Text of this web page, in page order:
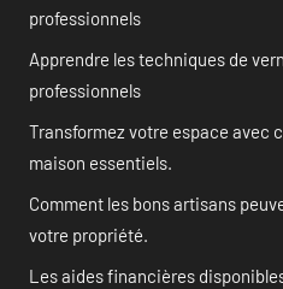
professionnels
Apprendre les techniques de
professionnels
Transformez votre espace avec
maison essentiels.
Comment les bons artisans
votre propriété.
Les aides financières